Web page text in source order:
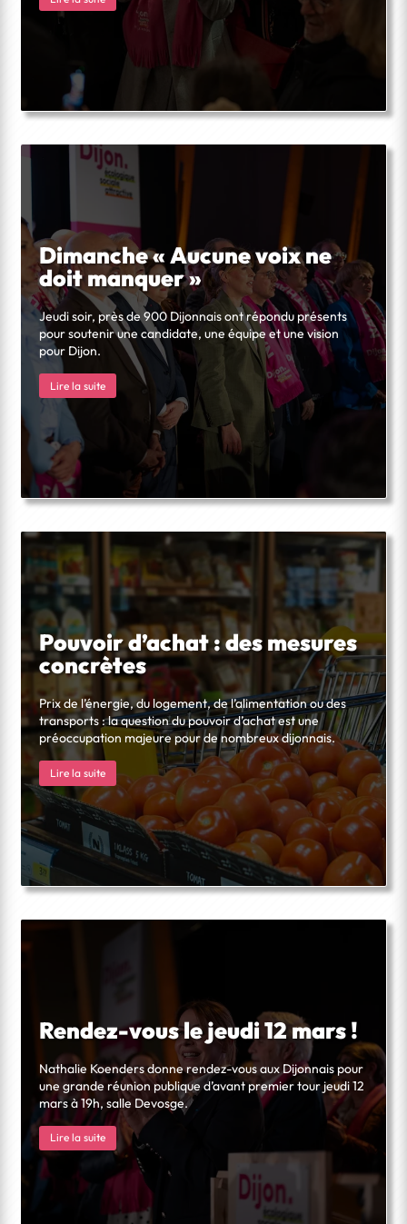
Dimanche « Aucune voix ne
doit manquer »
Jeudi soir, près de 900 Dijonnais ont répondu présents
pour soutenir une candidate, une équipe et une vision
pour Dijon.
Lire la suite
Pouvoir d’achat : des mesures
concrètes
Prix de l’énergie, du logement, de l’alimentation ou des
transports : la question du pouvoir d’achat est une
préoccupation majeure pour de nombreux dijonnais.
Lire la suite
Rendez-vous le jeudi 12 mars !
Nathalie Koenders donne rendez-vous aux Dijonnais pour
une grande réunion publique d’avant premier tour jeudi 12
mars à 19h, salle Devosge.
Lire la suite